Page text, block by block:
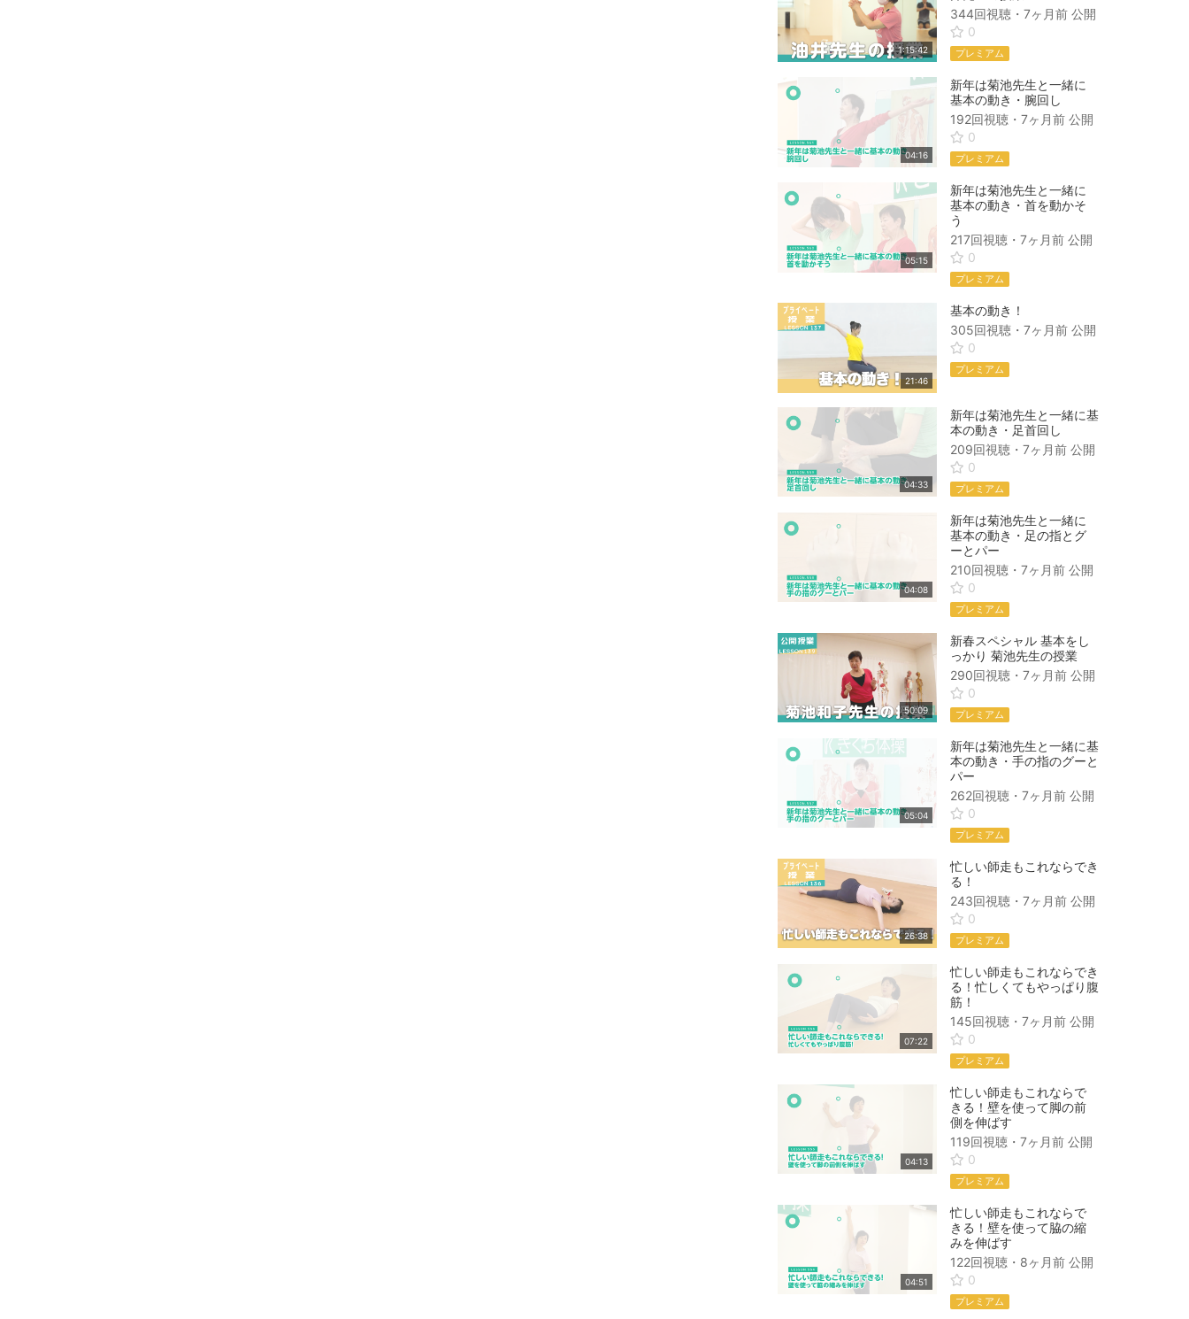
1:15:42
344回視聴・ 7ヶ月前 公開
0
プレミアム
04:16
新年は菊池先生と一緒に
基本の動き・腕回し
192回視聴・ 7ヶ月前 公開
0
プレミアム
05:15
新年は菊池先生と一緒に
基本の動き・首を動かそ
う
217回視聴・ 7ヶ月前 公開
0
プレミアム
21:46
基本の動き！
305回視聴・ 7ヶ月前 公開
0
プレミアム
04:33
新年は菊池先生と一緒に基
本の動き・足首回し
209回視聴・ 7ヶ月前 公開
0
プレミアム
04:08
新年は菊池先生と一緒に
基本の動き・足の指とグ
ーとパー
210回視聴・ 7ヶ月前 公開
0
プレミアム
50:09
新春スペシャル 基本をし
っかり 菊池先生の授業
290回視聴・ 7ヶ月前 公開
0
プレミアム
05:04
新年は菊池先生と一緒に基
本の動き・手の指のグーと
パー
262回視聴・ 7ヶ月前 公開
0
プレミアム
26:38
忙しい師走もこれならでき
る！
243回視聴・ 7ヶ月前 公開
0
プレミアム
07:22
忙しい師走もこれならでき
る！忙しくてもやっぱり腹
筋！
145回視聴・ 7ヶ月前 公開
0
プレミアム
04:13
忙しい師走もこれならで
きる！壁を使って脚の前
側を伸ばす
119回視聴・ 7ヶ月前 公開
0
プレミアム
04:51
忙しい師走もこれならで
きる！壁を使って脇の縮
みを伸ばす
122回視聴・ 8ヶ月前 公開
0
プレミアム